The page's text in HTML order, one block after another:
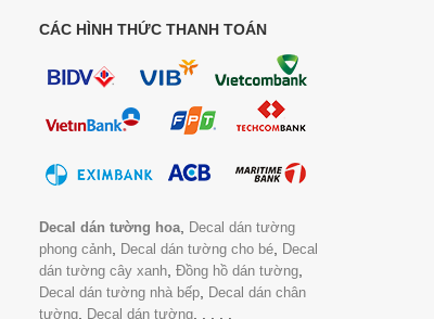
CÁC HÌNH THỨC THANH TOÁN
Decal dán tường hoa, Decal dán tường
phong cảnh, Decal dán tường cho bé, Decal
dán tường cây xanh, Đồng hồ dán tường,
Decal dán tường nhà bếp, Decal dán chân
tường, Decal dán tường, , , , .